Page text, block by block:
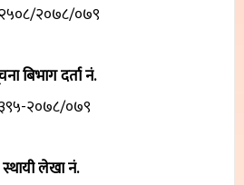
२०७८/०७९
बिभाग दर्ता नं.
२०७८/०७९
स्थायी लेखा नं.